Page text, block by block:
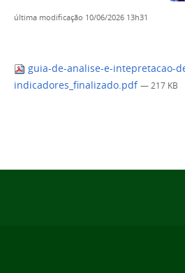
última modificação 10/06/2026 13h31
guia-de-analise-e-intepretacao-
indicadores_finalizado.pdf — 217 KB